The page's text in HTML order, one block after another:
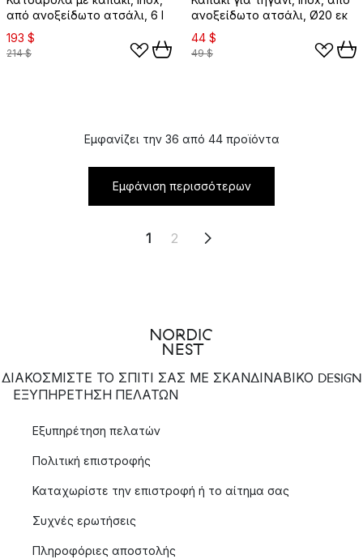
από ανοξείδωτο ατσάλι, 6 l
193 $
214 $
ανοξείδωτο ατσάλι, Ø20 εκ
44 $
49 $
Εμφανίζει την 36 από 44 προϊόντα
Εμφάνιση περισσότερων
1 2
ΔΙΑΚΟΣΜΙΣΤΕ ΤΟ ΣΠΙΤΙ ΣΑΣ ΜΕ ΣΚΑΝΔΙΝΑΒΙΚΟ DESIGN
ΕΞΥΠΗΡΈΤΗΣΗ ΠΕΛΑΤΏΝ
Εξυπηρέτηση πελατών
Πολιτική επιστροφής
Καταχωρίστε την επιστροφή ή το αίτημα σας
Συχνές ερωτήσεις
Πληροφόριες αποστολής